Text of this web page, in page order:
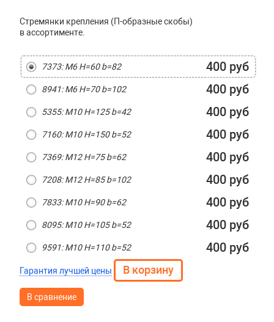
Стремянки крепления (П-образные скобы)
в ассортименте.
7373: М6 H=60 b=82 400 руб
8941: М6 H=70 b=102 400 руб
5355: М10 H=125 b=42 400 руб
7160: М10 H=150 b=52 400 руб
7369: М12 H=75 b=62 400 руб
7208: М12 H=85 b=102 400 руб
7833: М10 H=90 b=62 400 руб
8095: М10 H=105 b=52 400 руб
9591: М10 H=110 b=52 400 руб
Гарантия лучшей цены
В сравнение